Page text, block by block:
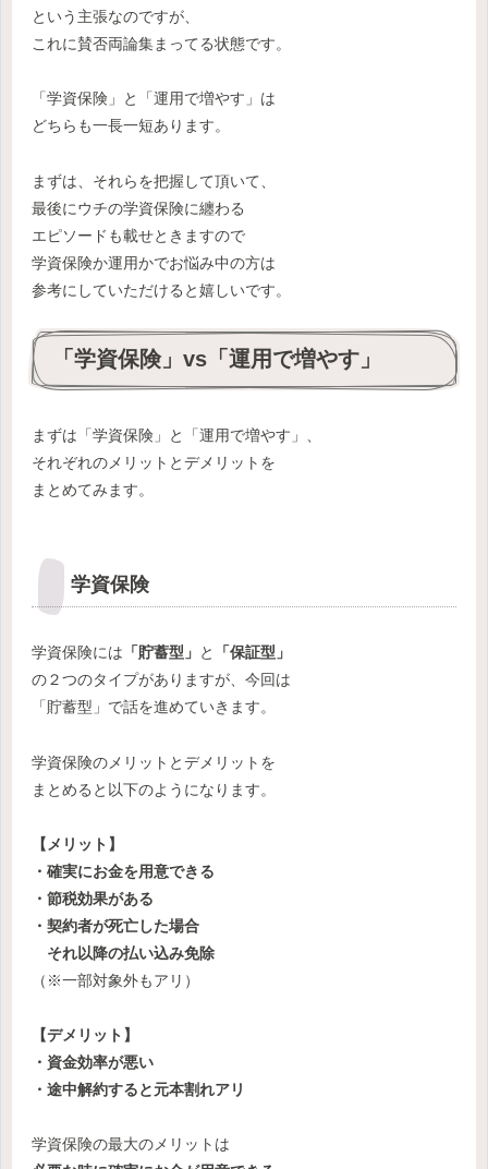
という主張なのですが、
これに賛否両論集まってる状態です。
「学資保険」と「運用で増やす」は
どちらも一長一短あります。
まずは、それらを把握して頂いて、
最後にウチの学資保険に纏わる
エピソードも載せときますので
学資保険か運用かでお悩み中の方は
参考にしていただけると嬉しいです。
「学資保険」vs「運用で増やす」
まずは「学資保険」と「運用で増やす」、
それぞれのメリットとデメリットを
まとめてみます。
学資保険
学資保険には 「貯蓄型」 と
「保証型」
の２つのタイプがありますが、今回は
「貯蓄型」で話を進めていきます。
学資保険のメリットとデメリットを
まとめると以下のようになります。
【メリット】
・確実にお金を用意できる
・節税効果がある
・契約者が死亡した場合
それ以降の払い込み免除
（※一部対象外もアリ）
【デメリット】
・資金効率が悪い
・途中解約すると元本割れアリ
学資保険の最大のメリットは